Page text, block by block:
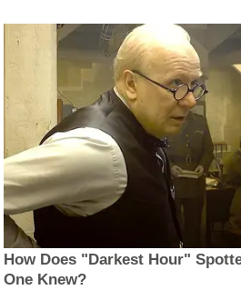
How Does "Darkest Hour"
One Knew?